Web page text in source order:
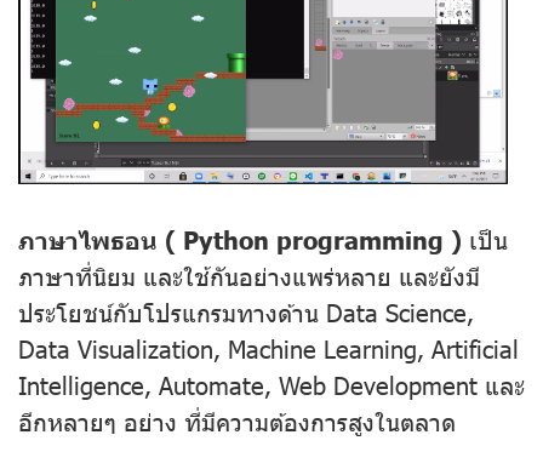
ภาษาไพธอน ( Python programming ) เป็น
ภาษาที่นิยม และใช้กันอย่างแพร่หลาย และยังมี
ประโยชน์กับโปรแกรมทางด้าน Data Science,
Data Visualization, Machine Learning, Artificial
Intelligence, Automate, Web Development และ
อีกหลายๆ อย่าง ที่มีความต้องการสูงในตลาด